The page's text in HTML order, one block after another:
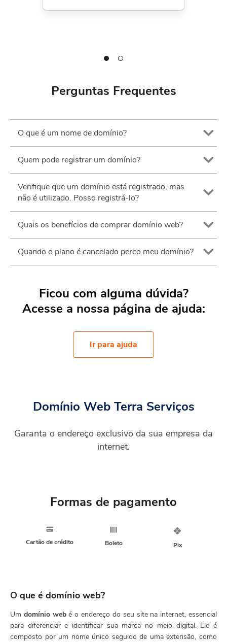
Perguntas Frequentes
O que é um nome de domínio?
Quem pode registrar um domínio?
Verifique que um domínio está registrado, mas
não é utilizado. Posso registrá-lo?
Quais os benefícios de comprar domínio web?
Quando o plano é cancelado perco meu domínio?
Ficou com alguma dúvida?
Acesse a nossa página de ajuda:
Ir para ajuda
Domínio Web Terra Serviços
Garanta o endereço exclusivo da sua empresa da
internet.
Formas de pagamento
Cartão de crédito Boleto Pix
O que é domínio web?
Um domínio webé o endereço do seu site na internet, essencial
para diferenciar e identificar sua marca no meio digital. Ele é
composto por um nome único seguido de uma extensão, como